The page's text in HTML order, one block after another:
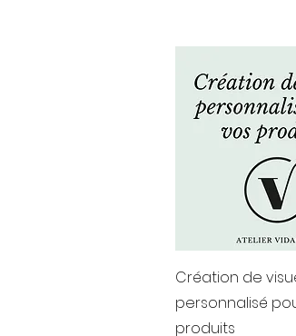
Aperçu
Création de
personnalisé
produits